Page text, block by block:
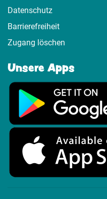
Datenschutz
Barrierefreiheit
Zugang löschen
Unsere Apps